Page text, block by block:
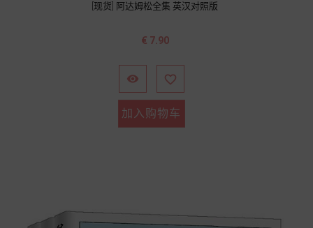
[现货] 阿达姆松全集 英汉对照版
价
€ 7.90
 
加入购物车